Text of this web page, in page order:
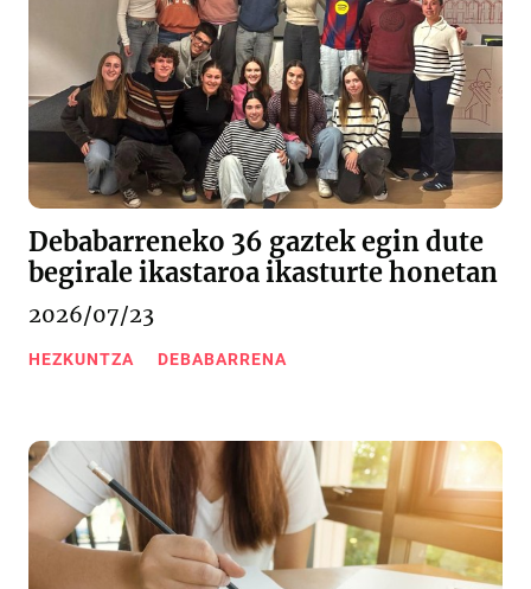
Debabarreneko 36 gaztek egin dute
begirale ikastaroa ikasturte honetan
2026/07/23
HEZKUNTZA DEBABARRENA